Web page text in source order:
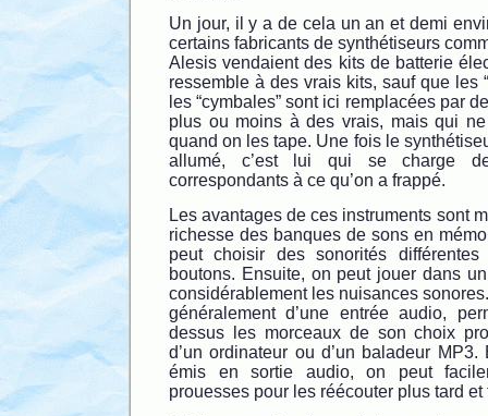
Un jour, il y a de cela un an et demi
certains fabricants de synthétiseurs
Alesis vendaient des kits de batterie
ressemble à des vrais kits, sauf que les
les “cymbales” sont ici remplacées par
plus ou moins à des vrais, mais qui ne
quand on les tape. Une fois le
allumé, c’est lui qui se charge
correspondants à ce qu’on a frappé.
Les avantages de ces instruments sont
richesse des banques de sons en
peut choisir des sonorités
boutons. Ensuite, on peut jouer dans
considérablement les nuisances
généralement d’une entrée audio,
dessus les morceaux de son choix
d’un ordinateur ou d’un baladeur
émis en sortie audio, on peut
prouesses pour les réécouter plus tard